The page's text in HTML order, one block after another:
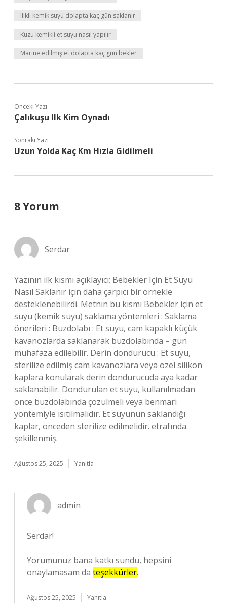
Ilikli kemik suyu dolapta kaç gün saklanır
Kuzu kemikli et suyu nasıl yapılır
Marine edilmiş et dolapta kaç gün bekler
Önceki Yazı
Çalıkuşu Ilk Kim Oynadı
Sonraki Yazı
Uzun Yolda Kaç Km Hızla Gidilmeli
8 Yorum
Serdar
Yazının ilk kısmı açıklayıcı; Bebekler Için Et Suyu
Nasıl Saklanır için daha çarpıcı bir örnekle
desteklenebilirdi. Metnin bu kısmı Bebekler için et
suyu (kemik suyu) saklama yöntemleri : Saklama
önerileri : Buzdolabı : Et suyu, cam kapaklı küçük
kavanozlarda saklanarak buzdolabında – gün
muhafaza edilebilir. Derin dondurucu : Et suyu,
sterilize edilmiş cam kavanozlara veya özel silikon
kaplara konularak derin dondurucuda aya kadar
saklanabilir. Dondurulan et suyu, kullanılmadan
önce buzdolabında çözülmeli veya benmari
yöntemiyle ısıtılmalıdır. Et suyunun saklandığı
kaplar, önceden sterilize edilmelidir. etrafında
şekillenmiş.
Ağustos 25, 2025 Yanıtla
admin
Serdar!
Yorumunuz bana katkı sundu, hepsini
onaylamasam da teşekkürler.
Ağustos 25, 2025 Yanıtla